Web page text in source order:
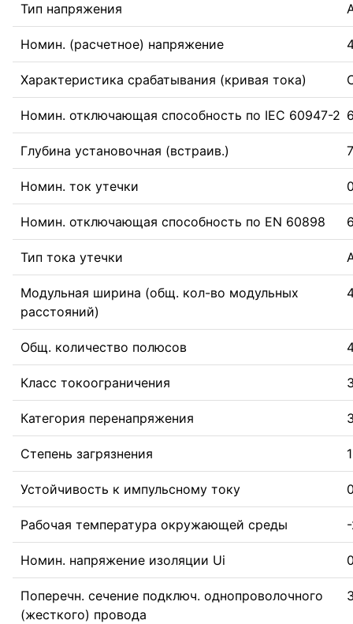
Тип напряжения
Номин. (расчетное) напряжение
Характеристика срабатывания (кривая тока)
Номин. отключающая способность по IEC 60947-2
Глубина установочная (встраив.)
Номин. ток утечки
Номин. отключающая способность по EN 60898
Тип тока утечки
Модульная ширина (общ. кол-во модульных
расстояний)
Общ. количество полюсов
Класс токоограничения
Категория перенапряжения
Степень загрязнения 1
Устойчивость к импульсному току
Рабочая температура окружающей среды
Номин. напряжение изоляции Ui
Поперечн. сечение подключ. однопроволочного
(жесткого) провода